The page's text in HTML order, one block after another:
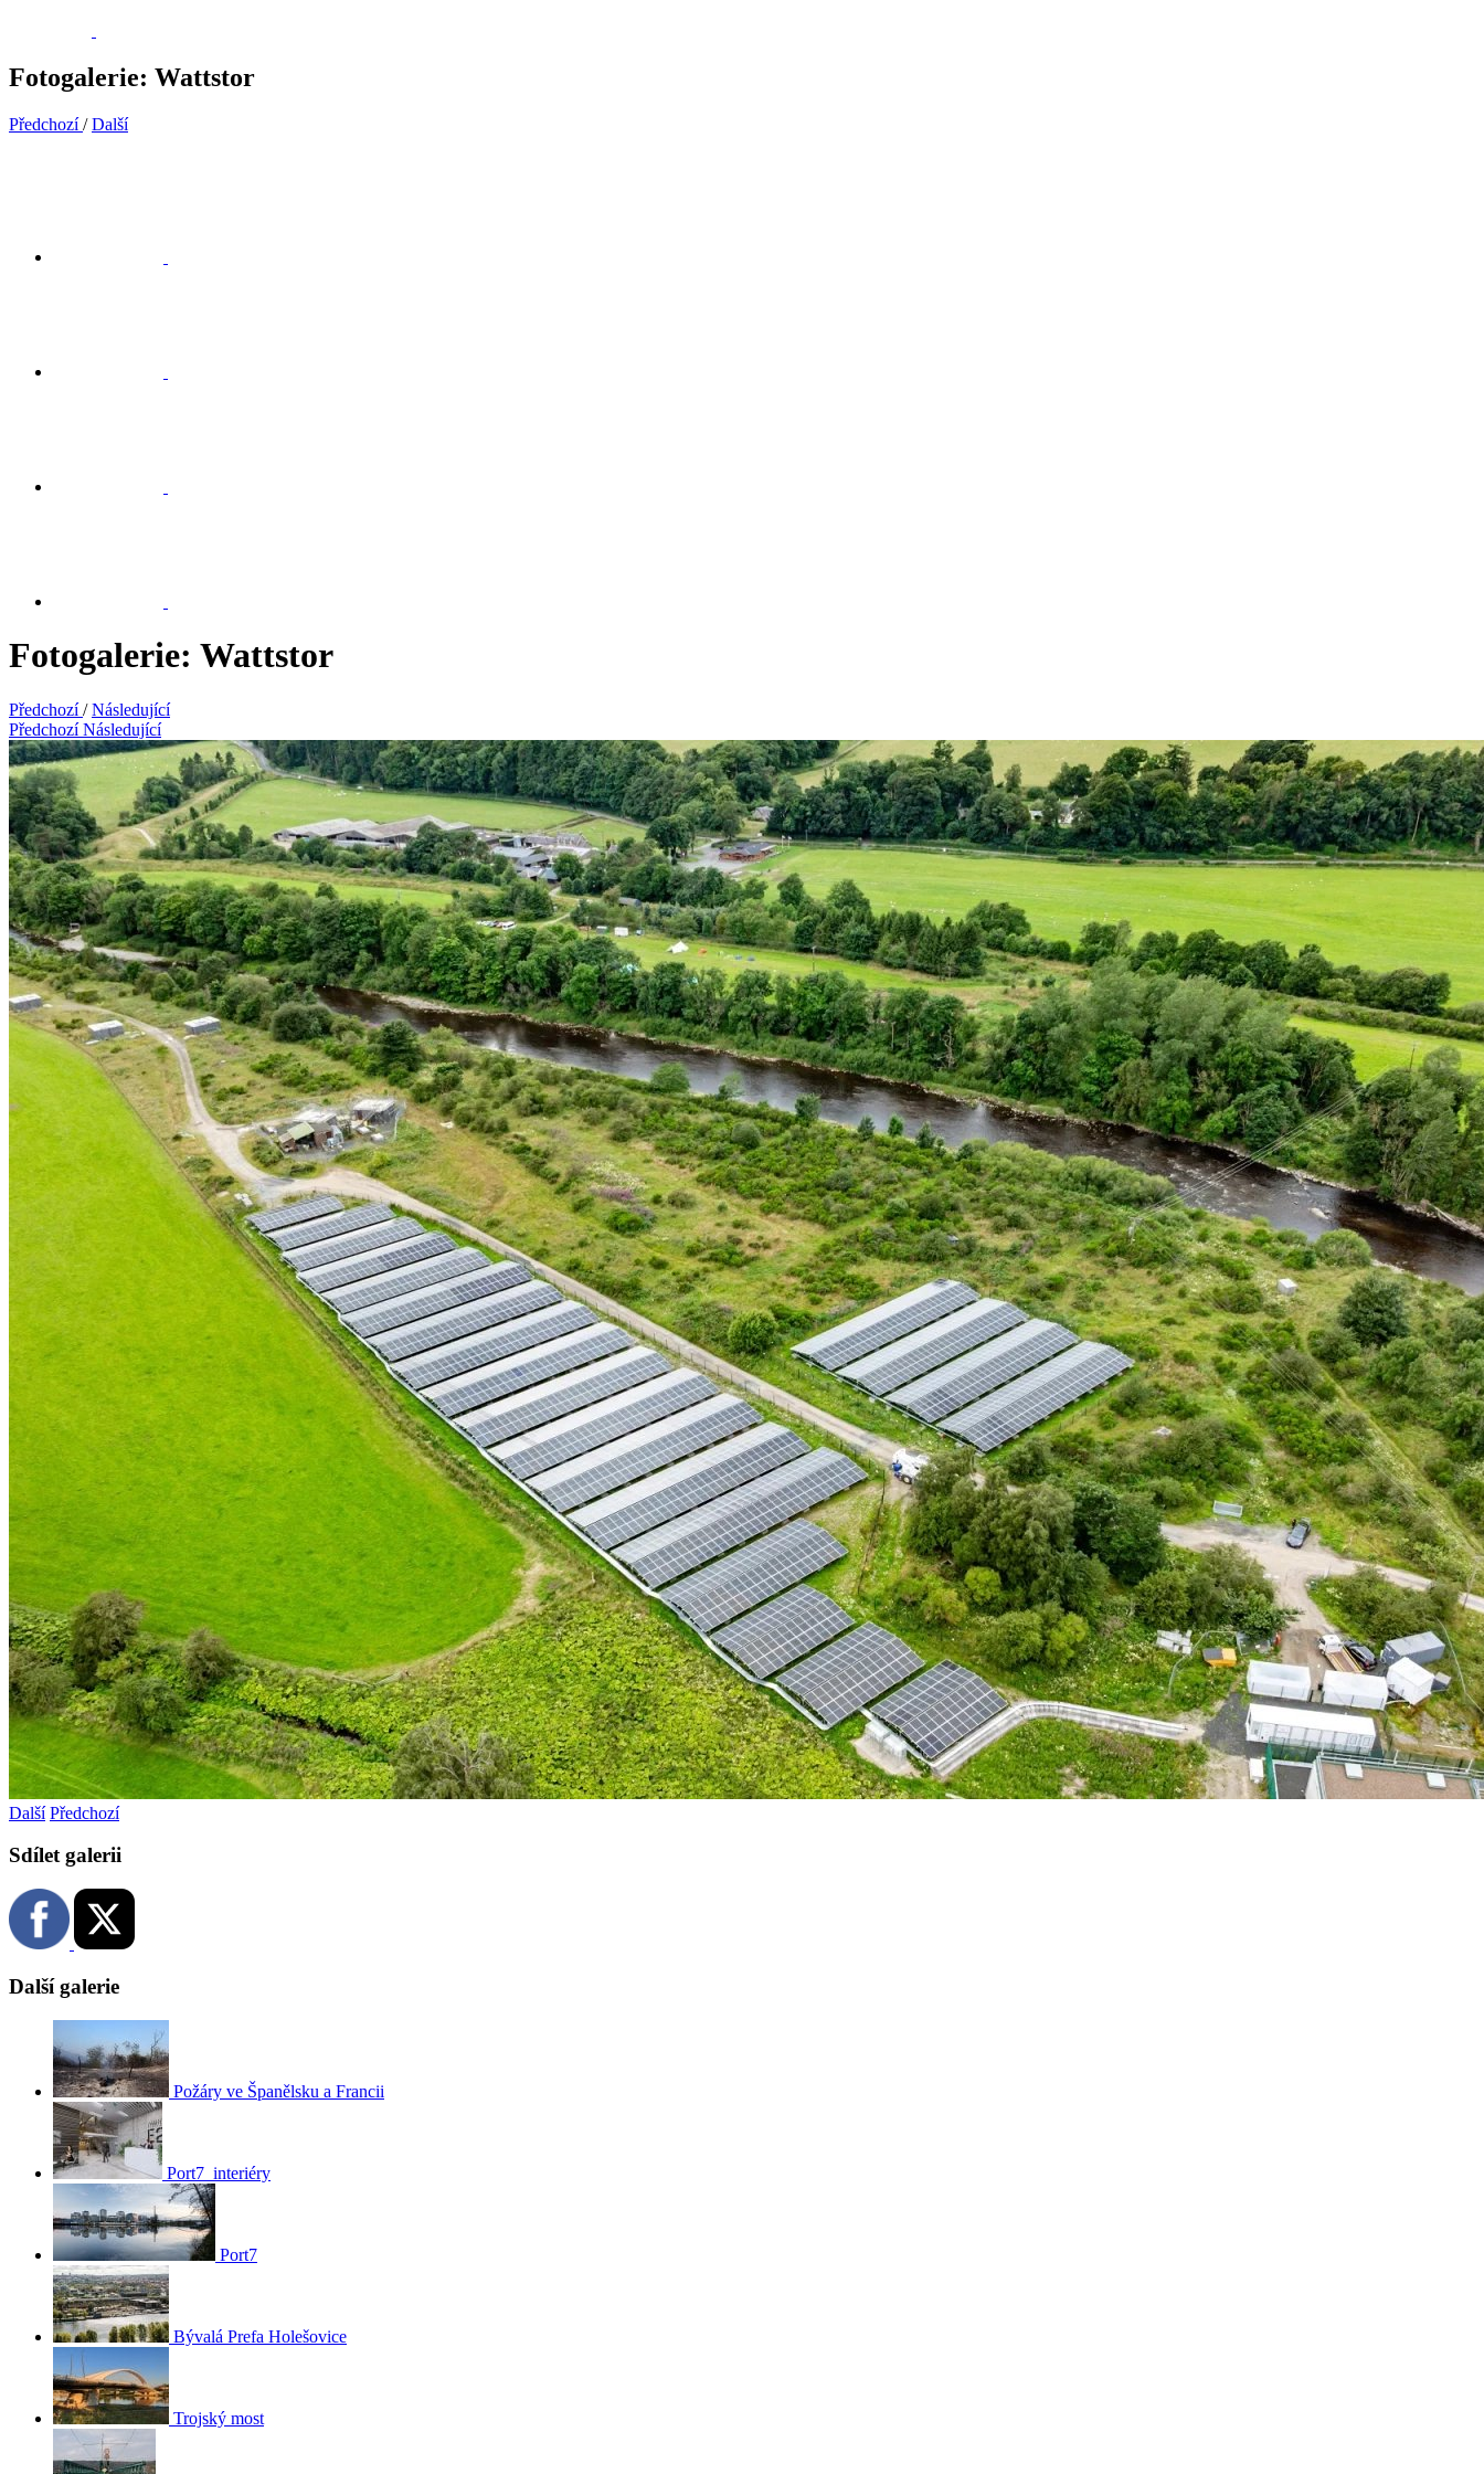
Fotogalerie: Wattstor
Předchozí / Další
Fotogalerie: Wattstor
Předchozí / Následující
Předchozí Následující
Další Předchozí
Sdílet galerii
Další galerie
Požáry ve Španělsku a Francii
Port7_interiéry
Port7
Bývalá Prefa Holešovice
Trojský most